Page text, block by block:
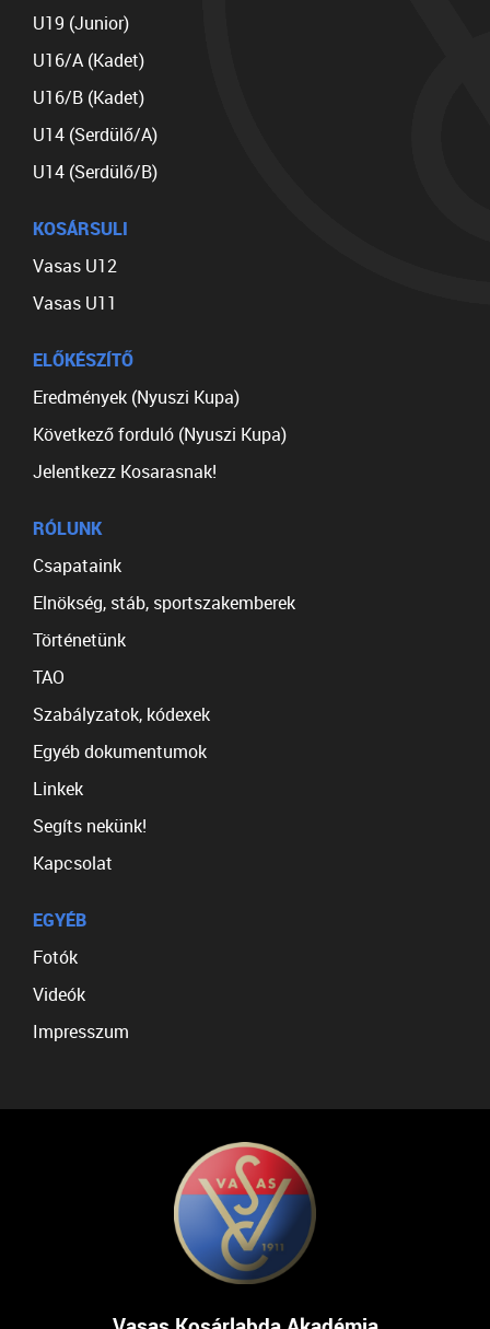
U19 (Junior)
U16/A (Kadet)
U16/B (Kadet)
U14 (Serdülő/A)
U14 (Serdülő/B)
KOSÁRSULI
Vasas U12
Vasas U11
ELŐKÉSZÍTŐ
Eredmények (Nyuszi Kupa)
Következő forduló (Nyuszi Kupa)
Jelentkezz Kosarasnak!
RÓLUNK
Csapataink
Elnökség, stáb, sportszakemberek
Történetünk
TAO
Szabályzatok, kódexek
Egyéb dokumentumok
Linkek
Segíts nekünk!
Kapcsolat
EGYÉB
Fotók
Videók
Impresszum